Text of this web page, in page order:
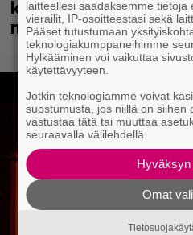
konserttinsa koskaan
nyt dokumentti
laitteellesi saadaksemme tietoja
vierailit, IP-osoitteestasi sekä
Pääset tutustumaan
teknologiakumppaneihimme
Hylkääminen voi vaikuttaa
käytettävyyteen.
Jotkin teknologiamme voivat
suostumusta, jos niillä on siihen
vastustaa tätä tai muuttaa
seuraavalla välilehdellä.
Hyväksyn
Omat